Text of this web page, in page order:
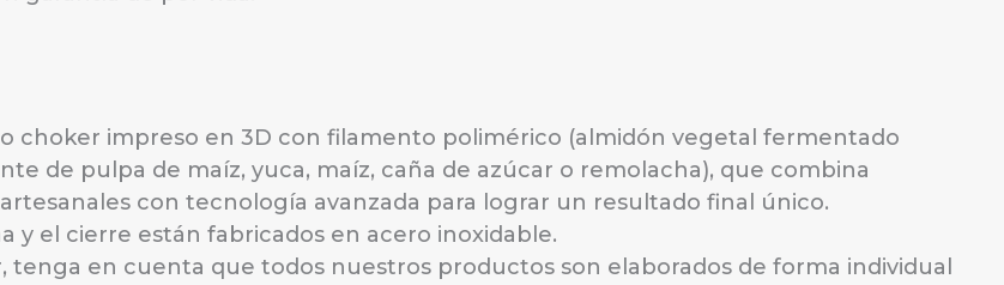
choker impreso en 3D con filamento polimérico (almidón vegetal fermentado
de pulpa de maíz, yuca, maíz, caña de azúcar o remolacha), que combina
con tecnología avanzada para lograr un resultado final único.
y el cierre están fabricados en acero inoxidable.
tenga en cuenta que todos nuestros productos son elaborados de forma individual